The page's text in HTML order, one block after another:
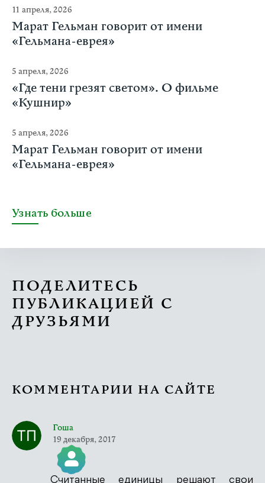
11 апреля, 2026
Марат Гельман говорит от имени
«Гельмана-еврея»
5 апреля, 2026
«Где тени грезят светом». О фильме
«Кушнир»
5 апреля, 2026
Марат Гельман говорит от имени
«Гельмана-еврея»
Узнать больше
ПОДЕЛИТЕСЬ
ПУБЛИКАЦИЕЙ С
ДРУЗЬЯМИ
КОММЕНТАРИИ НА САЙТЕ
Гоша
19 декабря, 2017
Считанные единицы решают свои